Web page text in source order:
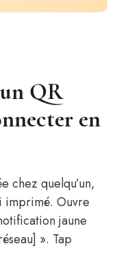
QR
en
chez quelqu’un,
imprimé. Ouvre
jaune
». Tap